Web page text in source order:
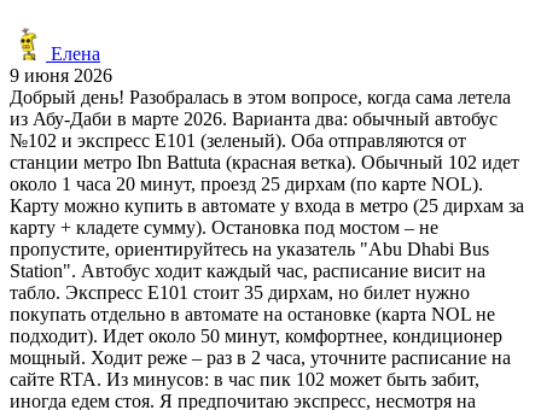
Елена
9 июня 2026
Добрый день! Разобралась в этом вопросе, когда сама летела
из Абу-Даби в марте 2026. Варианта два: обычный автобус
№102 и экспресс E101 (зеленый). Оба отправляются от
станции метро Ibn Battuta (красная ветка). Обычный 102 идет
около 1 часа 20 минут, проезд 25 дирхам (по карте NOL).
Карту можно купить в автомате у входа в метро (25 дирхам за
карту + кладете сумму). Остановка под мостом – не
пропустите, ориентируйтесь на указатель "Abu Dhabi Bus
Station". Автобус ходит каждый час, расписание висит на
табло. Экспресс E101 стоит 35 дирхам, но билет нужно
покупать отдельно в автомате на остановке (карта NOL не
подходит). Идет около 50 минут, комфортнее, кондиционер
мощный. Ходит реже – раз в 2 часа, уточните расписание на
сайте RTA. Из минусов: в час пик 102 может быть забит,
иногда едем стоя. Я предпочитаю экспресс, несмотря на